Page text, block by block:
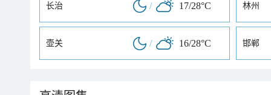
长治 / 17/28°C 林州
壶关 / 16/28°C 邯郸